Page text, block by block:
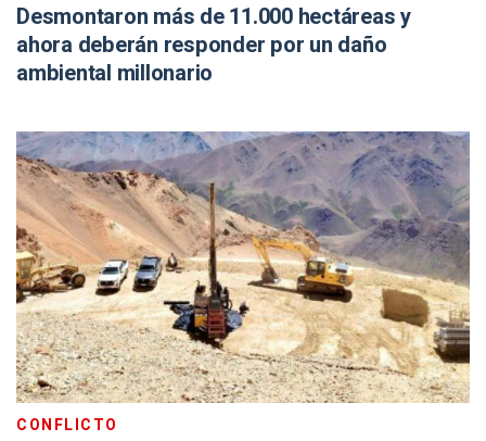
Desmontaron más de 11.000 hectáreas y
ahora deberán responder por un daño
ambiental millonario
CONFLICTO